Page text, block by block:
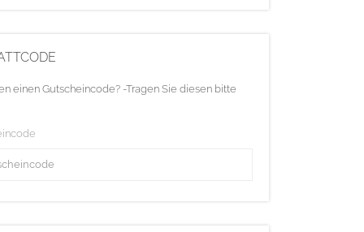
einen Gutscheincode? -Tragen Sie diesen bitte